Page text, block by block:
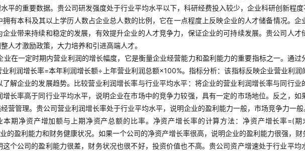
平的重要数据。贵公司研发强度处于行业平均水平以下，科研经费投入较少，企业科研创新程度
有本科及其以上学历人数占企业总人数的比例，它在一点程度上反映企业的人才储备情况。
业带来持续和稳定的发展，有效提升企业的人才竞争力，保证企业的可持续发展。贵公司人才
人才激励政策，大力培养和引进高端人才。
业在一定时期内营业利润的增长幅度，它是衡量企业经营能力和盈利能力的重要指标之一。通
利润增长率=本年利润增长额÷上年营业利润总额×100%。指标分析：该指标反映企业营业利
解企业的发展趋势。比较营业利润增长率与行业平均水平：将企业的营业利润增长率与同行
长率高于同行业平均水平，说明企业在市场中的竞争力较强，具有一定的市场地位。反之，
营管理。贵公司营业利润增长率处于行业平均水平，说明企业的盈利能力一般，市场竞争力一般
本期净资产增加额与上期净资产总额的比率。净资产增长率的计算方法：净资产增长率=(
的盈利能力和财务健康状况。如果一个公司的净资产增长率很高，说明企业的盈利能力很强，
个公司的盈利能力很差，财务状况也很不好，投资价值也不高。贵公司资产增速处于行业平